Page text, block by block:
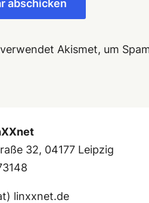
Akismet, um
32, 04177 Leipzig
linxxnet.de